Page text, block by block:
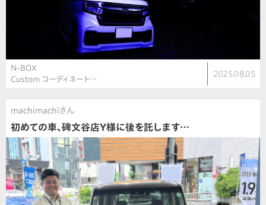
N-BOX
Custom コーディネート…
2025.08.05
machimachiさん
初めての車、碑文谷店Y様に後を託します…